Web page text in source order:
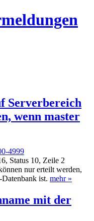
Serverbereich
wenn master
4999
Status 10, Zeile 2
nur erteilt werden,
ist. mehr »
mit der